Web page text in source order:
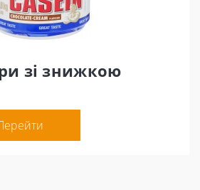
зі знижкою